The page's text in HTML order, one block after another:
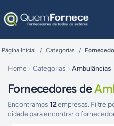
Página Inicial / Categorias /
Home Categorias Ambulâncias
Fornecedores de
Encontramos 12empresas. Filtre
cidade para encontrar o